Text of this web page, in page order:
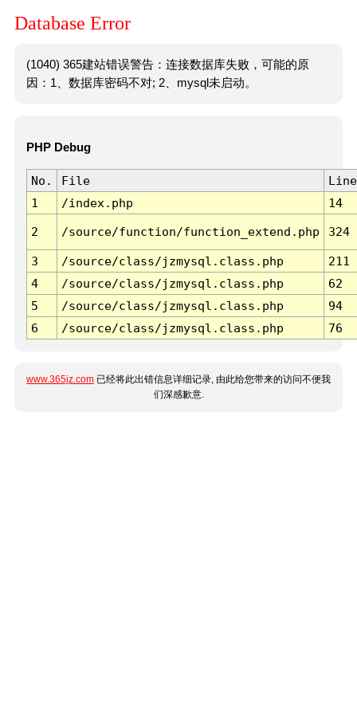
Database Error
(1040) 365建站错误警告：连接数据库失败，可能的原
因：1、数据库密码不对; 2、mysql未启动。
PHP Debug
No. File
Line
1
/index.php 14
2 /source/function/function_extend.php 324
3 /source/class/jzmysql.class.php
211
4
/source/class/jzmysql.class.php
62
5
/source/class/jzmysql.class.php
94
6
/source/class/jzmysql.class.php 76
www.365jz.com 已经将此出错信息详细记录, 由此给您带来的访问不便我
们深感歉意.